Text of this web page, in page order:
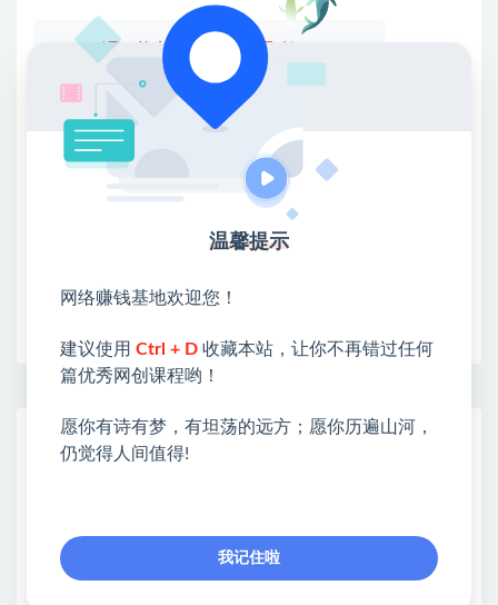
💖课程资料【免费】领取教程💖
①：点击右上角【 】三个点
②：选择【在浏览器打开】
③：点击右上方【登录】领取
限时活动：注册新用户赠送VIP
网赚基地简介
类&副业类，资源丰富 物超所值。
❤能助您：找项目 + 低成本创业 + 减少信息差 + 见识
温馨提示
网络赚钱基地欢迎您！
建议使用 Ctrl + D 收藏本站，让你不再错过任何
篇优秀网创课程哟！
愿你有诗有梦，有坦荡的远方；愿你历遍山河，
仍觉得人间值得!
我记住啦